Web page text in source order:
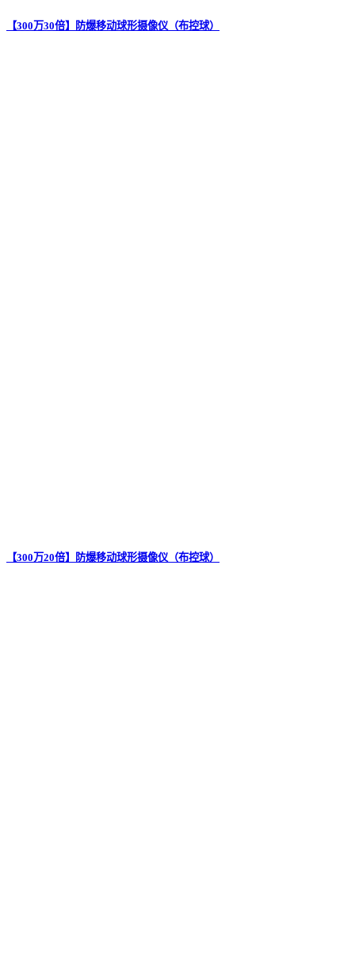
【300万30倍】防爆移动球形摄像仪（布控球）
【300万20倍】防爆移动球形摄像仪（布控球）